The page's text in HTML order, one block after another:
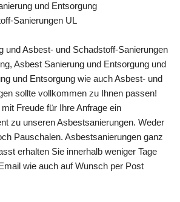
und Entsorgung
Sanierungen UL
und Asbest- und Schadstoff-Sanierungen
Asbest Sanierung und Entsorgung und
und Entsorgung wie auch Asbest- und
sollte vollkommen zu Ihnen passen!
Freude für Ihre Anfrage ein
zu unseren Asbestsanierungen. Weder
Pauschalen. Asbestsanierungen ganz
erhalten Sie innerhalb weniger Tage
wie auch auf Wunsch per Post